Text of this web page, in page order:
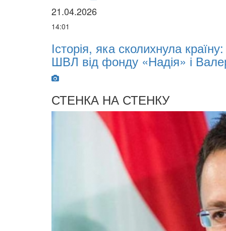
21.04.2026
14:01
Історія, яка сколихнула
ШВЛ від фонду «Надія» і
СТЕНКА НА СТЕНКУ